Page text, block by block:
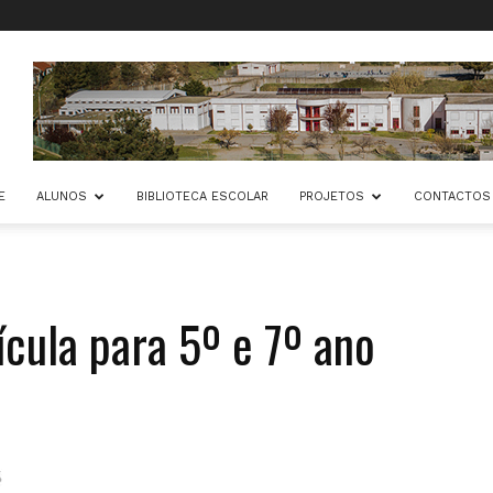
ALUNOS BIBLIOTECA ESCOLAR PROJETOS CONTACTOS
para 5º e 7º ano